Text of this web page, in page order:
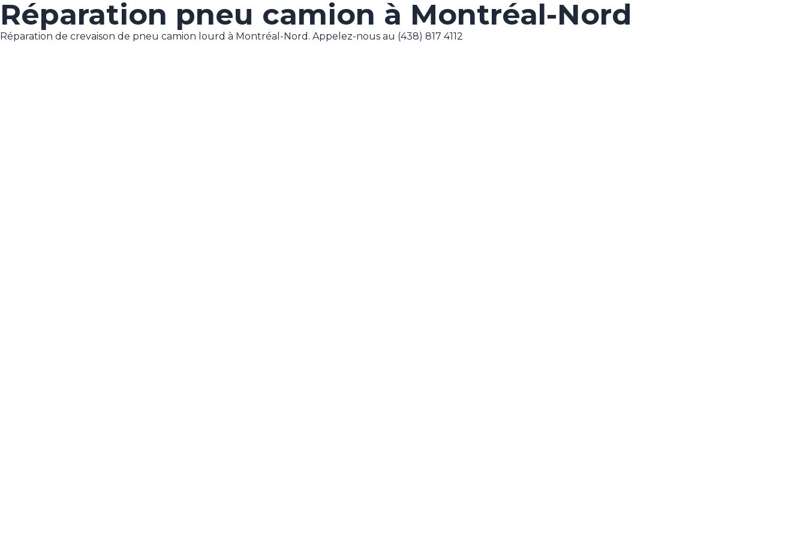
Réparation pneu camion à Montréal-Nord
Réparation de crevaison de pneu camion lourd à Montréal-Nord. Appelez-nous au (438) 817 4112